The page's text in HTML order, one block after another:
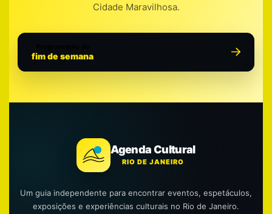
Cidade Maravilhosa.
fim de semana
Agenda Cultural
RIO DE JANEIRO
Um guia independente para encontrar eventos, espetáculos,
exposições e experiências culturais no Rio de Janeiro.